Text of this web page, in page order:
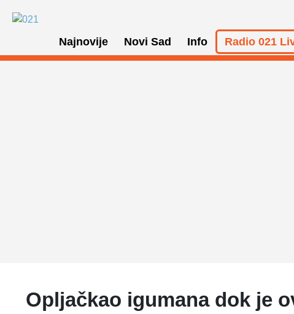
Najnovije Novi Sad Info Radio 021
Opljačkao igumana dok je